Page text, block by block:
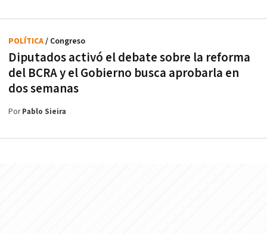
Diputados activó el debate sobre la reforma
del BCRA y el Gobierno busca aprobarla en
dos semanas
POLÍTICA/ Congreso
PorPablo Sieira